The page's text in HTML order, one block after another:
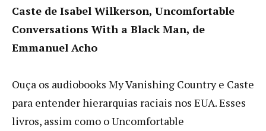
Caste de Isabel Wilkerson, Uncomfortable
Conversations With a Black Man, de
Emmanuel Acho
Ouça os audiobooks My Vanishing Country e Caste
para entender hierarquias raciais nos EUA. Esses
livros, assim como o Uncomfortable